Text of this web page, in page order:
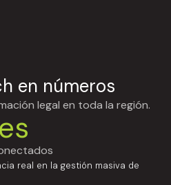
en números
legal en toda la región.
real en la gestión masiva de